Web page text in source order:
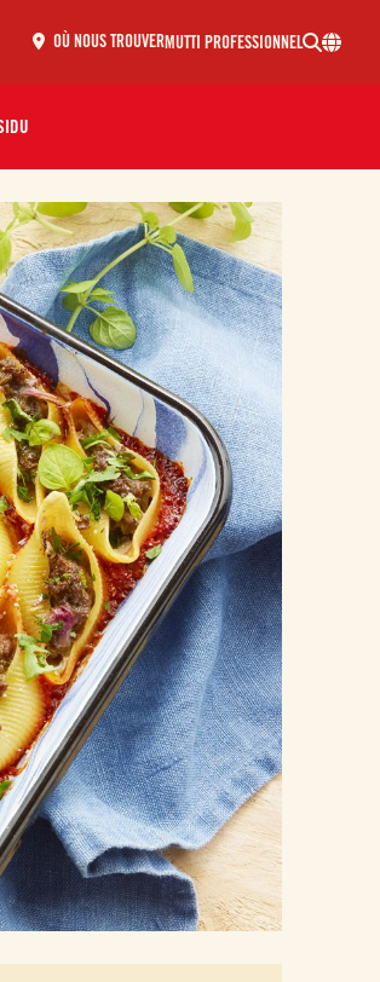
OÙ NOUS TROUVERMUTTI PROFESSIONNEL